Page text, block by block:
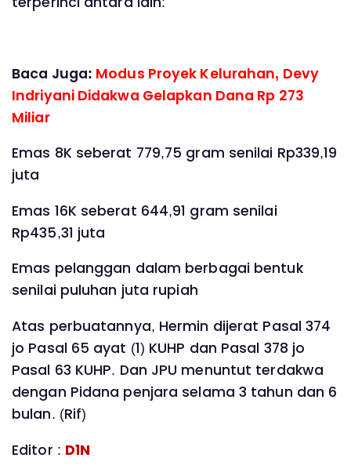
Baca Juga: Modus Proyek Kelurahan, Devy
Indriyani Didakwa Gelapkan Dana Rp 273
Miliar
Emas 8K seberat 779,75 gram senilai Rp339,19
juta
Emas 16K seberat 644,91 gram senilai
Rp435,31 juta
Emas pelanggan dalam berbagai bentuk
senilai puluhan juta rupiah
Atas perbuatannya, Hermin dijerat Pasal 374
jo Pasal 65 ayat (1) KUHP dan Pasal 378 jo
Pasal 63 KUHP. Dan JPU menuntut terdakwa
dengan Pidana penjara selama 3 tahun dan 6
bulan. (Rif)
Editor : D1N